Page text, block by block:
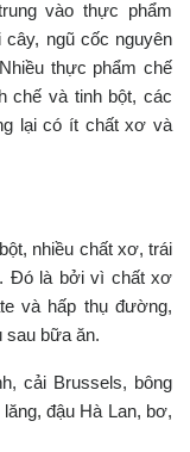
vào thực phẩm
ngũ cốc nguyên
thực phẩm chế
chế và tinh bột, các
lại có ít chất xơ và
nhiều chất xơ, trái
Đó là bởi vì chất xơ
và hấp thụ đường,
sau bữa ăn.
cải Brussels, bông
đậu Hà Lan, bơ,